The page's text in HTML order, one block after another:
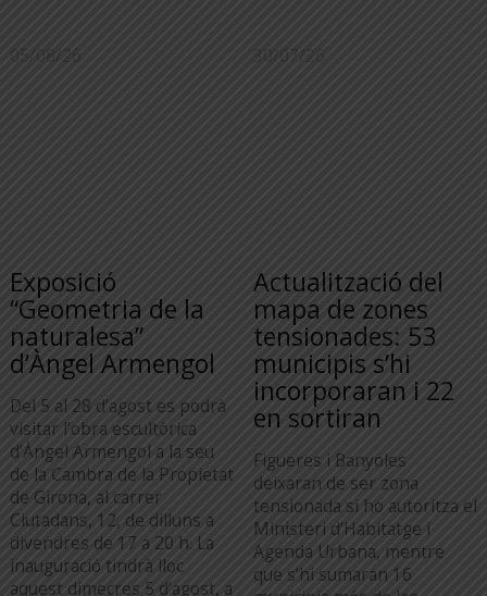
05/08/26
Exposició
“Geometria de la
naturalesa”
d’Àngel Armengol
Del 5 al 28 d’agost es podrà
visitar l’obra escultòrica
d’Àngel Armengol a la seu
de la Cambra de la Propietat
de Girona, al carrer
Ciutadans, 12, de dilluns a
divendres de 17 a 20 h. La
inauguració tindrà lloc
aquest dimecres 5 d’agost, a
30/07/26
Actualització del
mapa de zones
tensionades: 53
municipis s’hi
incorporaran i 22
en sortiran
Figueres i Banyoles
deixaran de ser zona
tensionada si ho autoritza el
Ministeri d’Habitatge i
Agenda Urbana, mentre
que s’hi sumaran 16